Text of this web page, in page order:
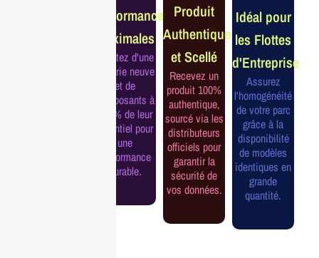
Performance
Maximales
Profitez d'une
batterie neuve
et de
composants à
100% de leur
potentiel pour
une
performance
durable.
Produit
Authentique
et Scellé
Recevez un
produit 100%
authentique,
sourcé via les
distributeurs
officiels pour
garantir la
sécurité de
vos données.
Idéal pour
les Flottes
d'Entreprise
Assurez
l'homogénéité
de votre parc
grâce à la
disponibilité
de modèles
identiques en
grande
quantité.